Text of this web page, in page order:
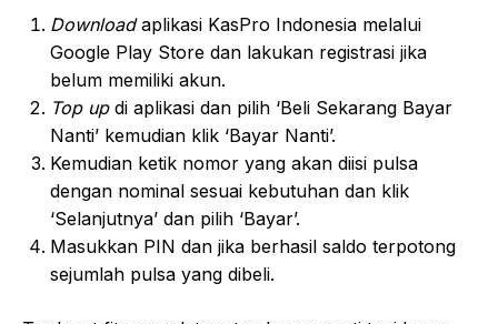
Downloadaplikasi KasPro Indonesia melalui
Google Play Store dan lakukan registrasi jika
belum memiliki akun.
Top updi aplikasi dan pilih ‘Beli Sekarang Bayar
Nanti’ kemudian klik ‘Bayar Nanti’.
Kemudian ketik nomor yang akan diisi pulsa
dengan nominal sesuai kebutuhan dan klik
‘Selanjutnya’ dan pilih ‘Bayar’.
Masukkan PIN dan jika berhasil saldo terpotong
sejumlah pulsa yang dibeli.